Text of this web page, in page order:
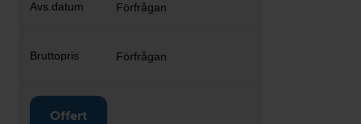
Förfrågan
Förfrågan
Offert